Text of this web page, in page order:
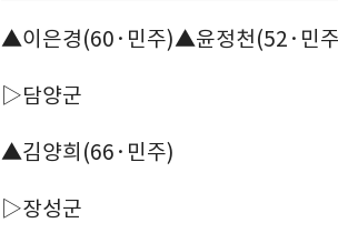
▲이은경(60·민주)▲윤정천(52·민
▷담양군
▲김양희(66·민주)
▷장성군